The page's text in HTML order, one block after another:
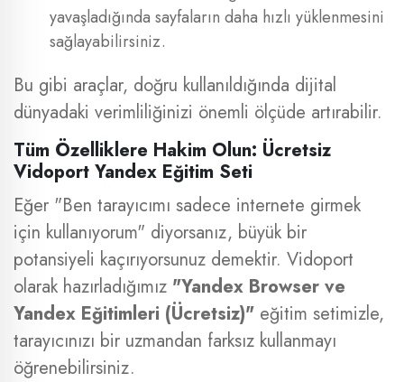
yavaşladığında sayfaların daha hızlı yüklenmesini
sağlayabilirsiniz.
Bu gibi araçlar, doğru kullanıldığında dijital
dünyadaki verimliliğinizi önemli ölçüde artırabilir.
Tüm Özelliklere Hakim Olun: Ücretsiz
Vidoport Yandex Eğitim Seti
Eğer "Ben tarayıcımı sadece internete girmek
için kullanıyorum" diyorsanız, büyük bir
potansiyeli kaçırıyorsunuz demektir. Vidoport
olarak hazırladığımız "Yandex Browser ve
Yandex Eğitimleri (Ücretsiz)" eğitim setimizle,
tarayıcınızı bir uzmandan farksız kullanmayı
öğrenebilirsiniz.